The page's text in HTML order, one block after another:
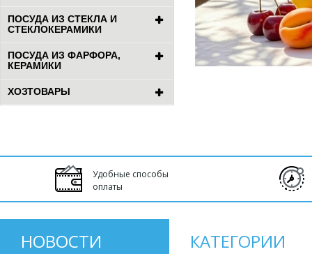
ПОСУДА ИЗ СТЕКЛА И
СТЕКЛОКЕРАМИКИ
ПОСУДА ИЗ ФАРФОРА,
КЕРАМИКИ
ХОЗТОВАРЫ
Удобные способы
оплаты
НОВОСТИ КАТЕГОРИИ